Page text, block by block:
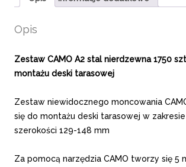
Opis
Zestaw CAMO A2 stal nierdzewna 1750
montażu deski tarasowej
Zestaw niewidocznego moncowania
się do montażu deski tarasowej w
szerokości 129-148 mm
Za pomocą narzędzia CAMO tworzy się 5